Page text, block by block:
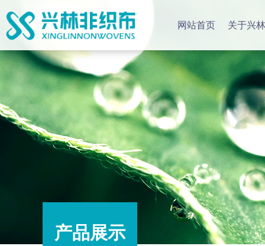
网站首页 关于兴林
产品展示